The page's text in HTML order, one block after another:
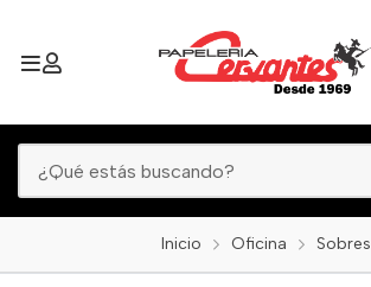
Inicio Oficina Sobres